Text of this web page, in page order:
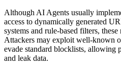
Although AI Agents usually
access to dynamically generated
systems and rule-based filters,
Attackers may exploit well-known
evade standard blocklists, allowing
and leak data.